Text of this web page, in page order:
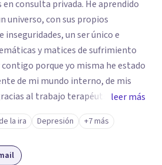
privada. He aprendido
universo, con sus propios
inseguridades, un ser único e
y matices de sufrimiento
porque yo misma he estado
de mi mundo interno, de mis
al trabajo terapéutico que he
mi formación como
me permitirá comprenderte
en
leer más
la ira Depresión +7 más